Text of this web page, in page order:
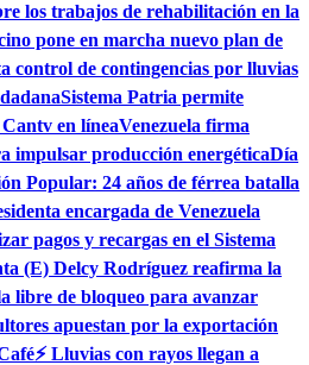
los trabajos de rehabilitación en la
pone en marcha nuevo plan de
control de contingencias por lluvias
Sistema Patria permite
en líneaVenezuela firma
impulsar producción energéticaDía
Popular: 24 años de férrea batalla
encargada de Venezuela
pagos y recargas en el Sistema
(E) Delcy Rodríguez reafirma la
libre de bloqueo para avanzar
apuestan por la exportación
⚡ Lluvias con rayos llegan a